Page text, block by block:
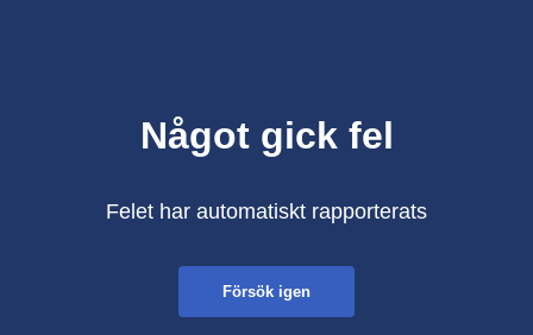
Något gick fel
Felet har automatiskt rapporterats
Försök igen